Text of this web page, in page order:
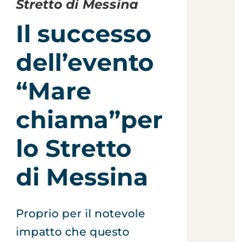
Stretto di Messina
Il successo
dell’evento
“Mare
chiama”per
lo Stretto
di Messina
Proprio per il notevole
impatto che questo